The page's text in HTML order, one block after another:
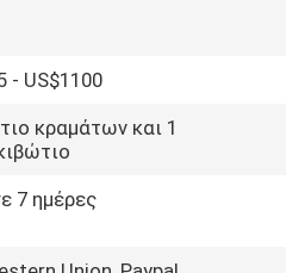
- US$1100
κραμάτων και 1
7 ημέρες